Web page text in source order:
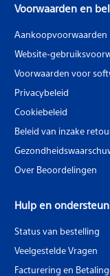
Voorwaarden en
Aankoopvoorwaarden
Website-
Voorwaarden voor
Privacybeleid
Cookiebeleid
Beleid van inzake
Over Beoordelingen
Hulp en
Status van bestelling
Veelgestelde Vragen
Facturering en